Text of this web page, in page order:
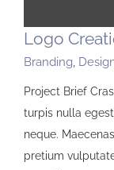
Logo
Branding,
Project Brief
turpis nulla
neque.
pretium